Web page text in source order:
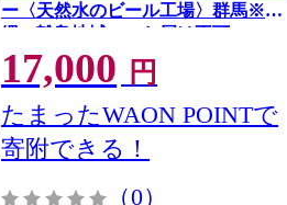
ー〈天然水のビール工場〉群馬※沖
縄・離島地域へのお届け不可
17,000 円
たまったWAON POINTで
寄附できる！
（0）